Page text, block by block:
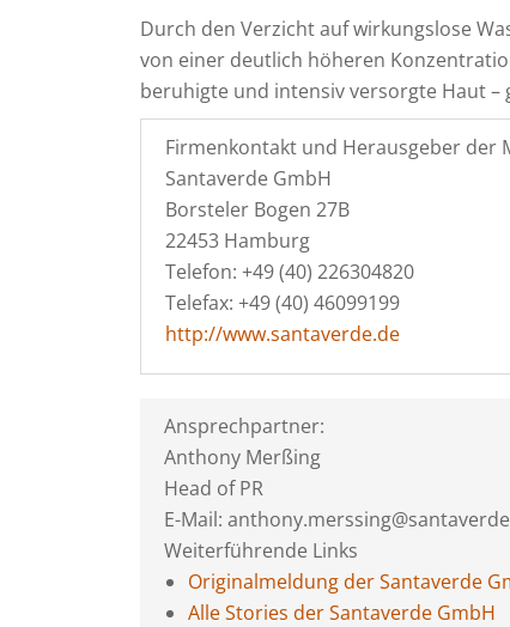
Durch den Verzicht auf wirkungslose
von einer deutlich höheren
beruhigte und intensiv versorgte Haut –
Firmenkontakt und Herausgeber der
Santaverde GmbH
Borsteler Bogen 27B
22453 Hamburg
Telefon: +49 (40) 226304820
Telefax: +49 (40) 46099199
http://www.santaverde.de
Ansprechpartner:
Anthony Merßing
Head of PR
E-Mail:
Weiterführende Links
Originalmeldung der Santaverde
Alle Stories der Santaverde GmbH